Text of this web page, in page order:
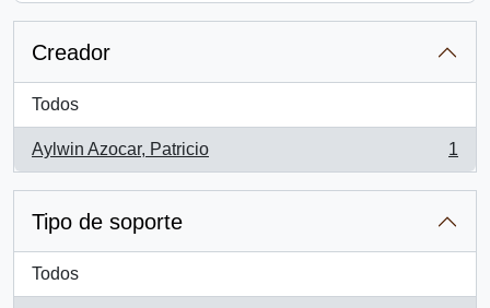
Creador
Todos
Aylwin Azocar, Patricio
, 1 resultados
1
Tipo de soporte
Todos